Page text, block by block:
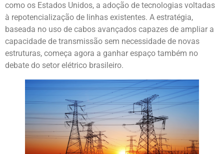
como os Estados Unidos, a adoção de tecnologias voltadas
à repotencialização de linhas existentes. A estratégia,
baseada no uso de cabos avançados capazes de ampliar a
capacidade de transmissão sem necessidade de novas
estruturas, começa agora a ganhar espaço também no
debate do setor elétrico brasileiro.